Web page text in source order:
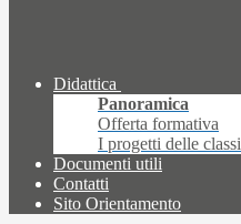
Didattica
Panoramica
Offerta formativa
I progetti delle classi
Documenti utili
Contatti
Sito Orientamento